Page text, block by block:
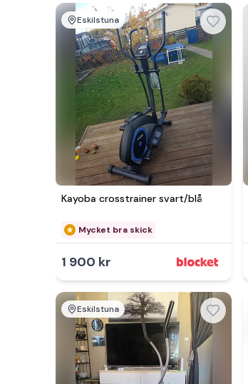
Eskilstuna
Kayoba crosstrainer svart/blå
Mycket bra skick
1 900 kr
Eskilstuna